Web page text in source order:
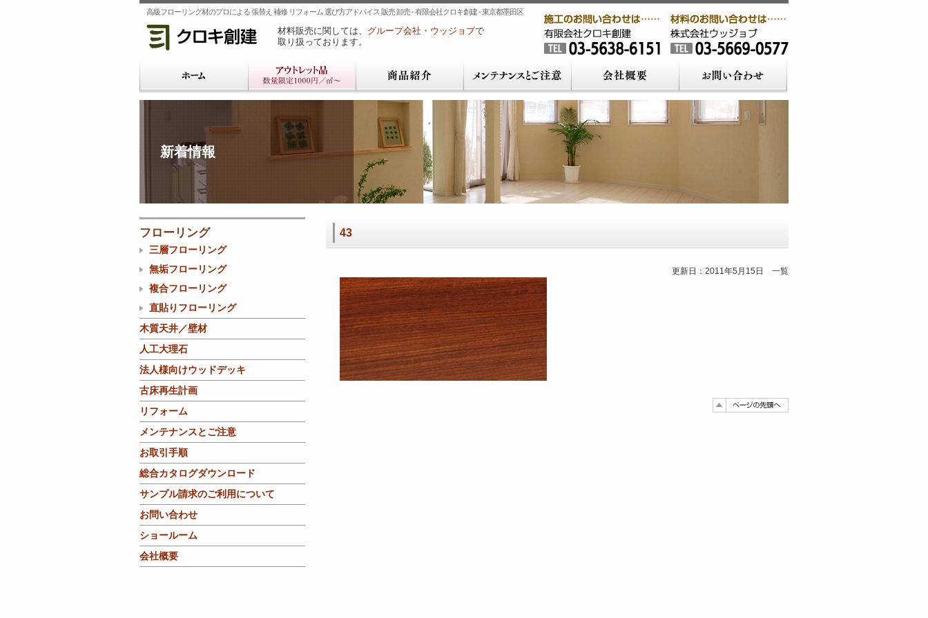
高級フローリング材のプロによる 張替え 補修 リフォーム 選び方アドバイス 販売 卸売 - 有限会社クロキ創建 - 東京都墨田区
材料販売に関しては、 グループ会社・ウッジョブで
取り扱っております。
新着情報
43
更新日：2011年5月15日 一覧
フローリング
三層フローリング
無垢フローリング
複合フローリング
直貼りフローリング
木質天井／壁材
人工大理石
法人様向けウッドデッキ
古床再生計画
リフォーム
メンテナンスとご注意
お取引手順
総合カタログダウンロード
サンプル請求のご利用について
お問い合わせ
ショールーム
会社概要